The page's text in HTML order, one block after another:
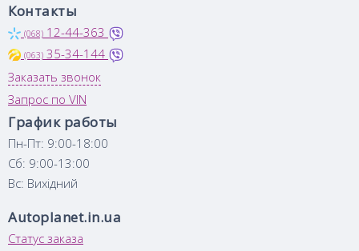
Контакты
(068) 12-44-363
(063) 35-34-144
Заказать звонок
Запрос по VIN
График работы
Пн-Пт: 9:00-18:00
Сб: 9:00-13:00
Вс: Вихідний
Autoplanet.in.ua
Статус заказа